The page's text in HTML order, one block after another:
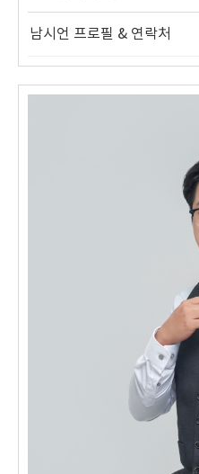
남시언 프로필 & 연락처